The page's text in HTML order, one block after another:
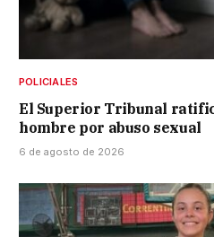
POLICIALES
El Superior Tribunal
hombre por abuso sexual
6 de agosto de 2026